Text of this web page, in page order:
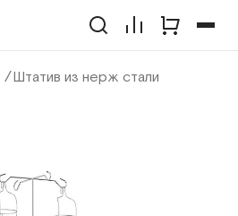
Штатив из нерж стали